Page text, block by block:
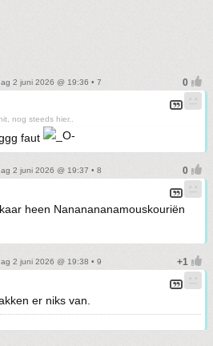
2 juni 2026 @ 19:36 • 7
nog steeds hier..
faut
2 juni 2026 @ 19:37 • 8
heen Nananananamouskouriën
2 juni 2026 @ 19:38 • 9
er niks van.